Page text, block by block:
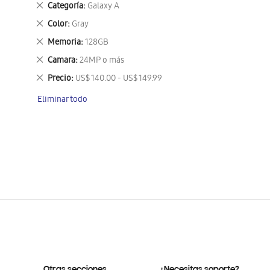
Categoría Galaxy A
Eliminar
este
artículo
Color Gray
Eliminar
este
artículo
Memoria 128GB
Eliminar
este
artículo
Camara 24MP o más
Eliminar
este
artículo
Precio US$ 140.00 - US$ 149.99
Eliminar
artículo
Eliminar todo